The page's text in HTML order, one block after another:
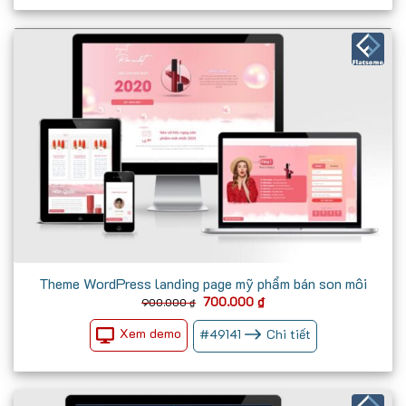
Theme WordPress landing page mỹ phẩm bán son môi
900.000₫ Giá
là:
900.000 ₫.
700.000 ₫Giá
hiện
tại
là:
700.000 ₫.
Xem demo #49141 Chi tiết